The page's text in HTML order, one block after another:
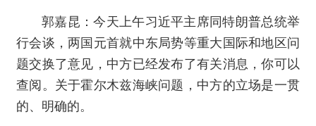
郭嘉昆：今天上午习近平主席同特朗普总统举
行会谈，两国元首就中东局势等重大国际和地区问
题交换了意见，中方已经发布了有关消息，你可以
查阅。关于霍尔木兹海峡问题，中方的立场是一贯
的、明确的。